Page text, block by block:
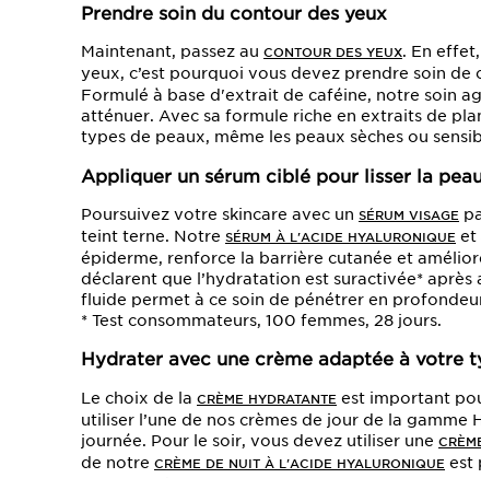
Prendre soin du contour des yeux
Maintenant, passez au CONTOUR DES YEUX. En
yeux, c’est pourquoi vous devez prendre soin de
Formulé à base d'extrait de caféine, notre soin
atténuer. Avec sa formule riche en extraits de
types de peaux, même les peaux sèches ou
Appliquer un sérum ciblé pour lisser la
Poursuivez votre skincare avec un SÉRUM VISAGE
teint terne. Notre SÉRUM À L'ACIDE HYALURONIQUE et
épiderme, renforce la barrière cutanée et
déclarent que l’hydratation est suractivée*
fluide permet à ce soin de pénétrer en
* Test consommateurs, 100 femmes, 28 jours.
Hydrater avec une crème adaptée à votre
Le choix de la CRÈME HYDRATANTE est important
utiliser l’une de nos crèmes de jour de la
journée. Pour le soir, vous devez utiliser une
de notre CRÈME DE NUIT À L'ACIDE HYALURONIQUE est